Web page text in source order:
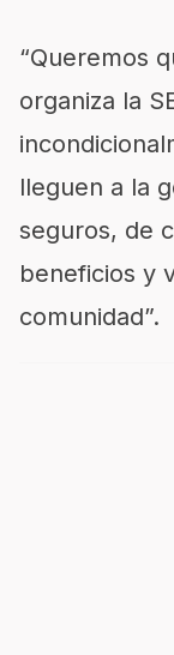
“Queremos
organiza la
lleguen a la
seguros, de
beneficios y
comunidad”.